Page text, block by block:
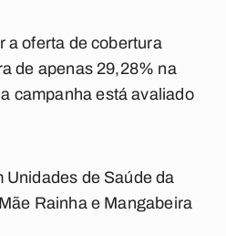
a oferta de cobertura
de apenas 29,28% na
campanha está avaliado
Unidades de Saúde da
Rainha e Mangabeira